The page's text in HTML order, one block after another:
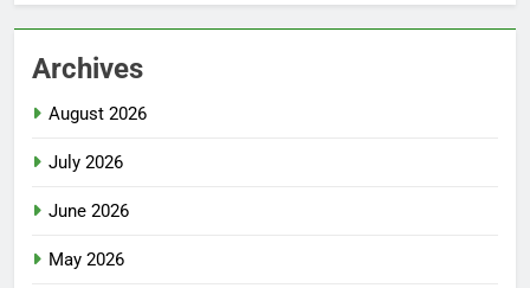
Archives
August 2026
July 2026
June 2026
May 2026